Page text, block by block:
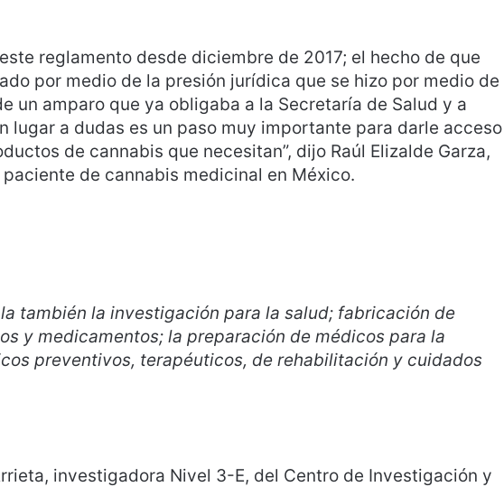
reglamento desde diciembre de 2017; el hecho de que
por medio de la presión jurídica que se hizo por medio de
un amparo que ya obligaba a la Secretaría de Salud y a
lugar a dudas es un paso muy importante para darle acceso
de cannabis que necesitan”, dijo Raúl Elizalde Garza,
de cannabis medicinal en México.
también la investigación para la salud; fabricación de
y medicamentos; la preparación de médicos para la
preventivos, terapéuticos, de rehabilitación y cuidados
investigadora Nivel 3-E, del Centro de Investigación y